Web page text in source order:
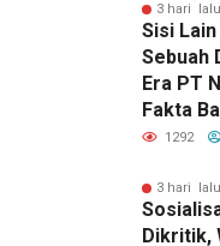
3 hari lalu
Sisi
Sebuah
Era PT
Fakta
1292
3 hari lalu
Dikritik,